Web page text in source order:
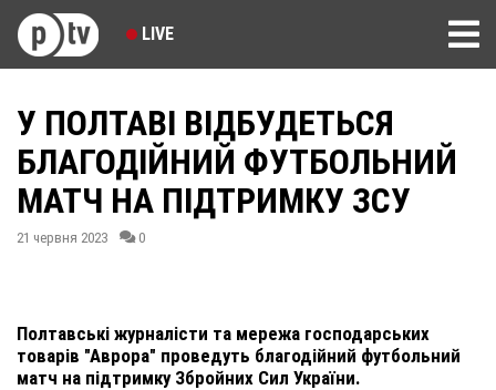
LIVE
У ПОЛТАВІ ВІДБУДЕТЬСЯ
БЛАГОДІЙНИЙ ФУТБОЛЬНИЙ
МАТЧ НА ПІДТРИМКУ ЗСУ
21 червня 2023 0
Полтавські журналісти та мережа господарських
товарів "Аврора" проведуть благодійний футбольний
матч на підтримку Збройних Сил України.